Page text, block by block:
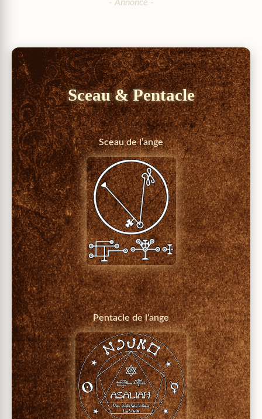
Sceau & Pentacle
Sceau de l’ange
Pentacle de l’ange